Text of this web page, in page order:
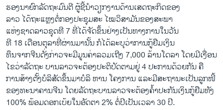
ຮອງນາຍົກລັດຖະມົນຕີ ຜູ້ຊີ້ນໍາວຽກງານດ້ານເສດຖະກິດຂອງ
ລາວ ໄດ້ຖະແຫຼງຕໍ່ກອງປະຊຸມສະ ໄໝວິສາມັນຂອງສະພາ
ແຫ່ງຊາດລາວຊຸດທີ 7 ທີ່ໄດ້ຈັດຂຶ້ນຢ່າງເປັນທາງການໃນວັນ
ທີ 18 ເດືອນຕຸລາທີ່ຜ່ານມານັ້ນ ກໍໄດ້ລະບຸວ່າການກູ້ຢືມເງິນ
ທຶນຈາກຈີນດັ່ງກ່າວຈະມີມູນຄ່າລວມເຖີງ 7,000 ລ້ານໂດລາ ໂດຍມີ​ເງື່ອນ​
ໄຂ​ວ່າ​ລັດຖະ ບານ​ລາວ​ຈະ​ຕ້ອງ​ປະຕິບັດ​ຕາມ​ຢູ່ 4 ປະການດ້ວຍ​ກັນ​ ຄື
ການ​ສ້າງ​ຕັ້ງ​ບໍລິສັດຂຶ້ນມາ​ບໍລິ ຫານ​ ໂຄງການ​ ແລະ​ມີສະຖານະ​ເປັນ​ລູກ​ໜີ້​
ຂອງ​ທະນາຄານ​ຈີນ ​ໂດຍ​ລັດຖະບານ​ລາວ​ຈະ​ຕ້ອງ​ຄໍ້າປະກັນເງິນ​ກູ້​ຢືມ​ທັງ
100% ພ້ອມ​ດອກ​ເບ້ຍ​ໃນ​ອັດຕາ 2% ຕໍ່​ປີ​ເປັນ​ເວລາ 30 ປີ​.